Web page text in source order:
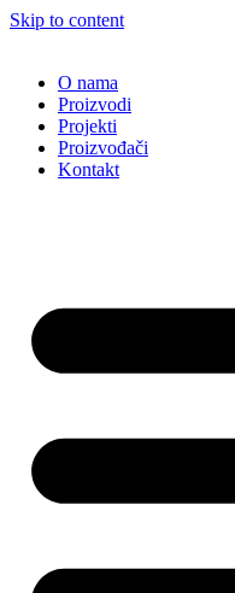
Skip to content
O nama
Proizvodi
Projekti
Proizvođači
Kontakt